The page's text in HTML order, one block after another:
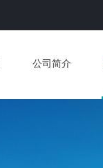
公司简介